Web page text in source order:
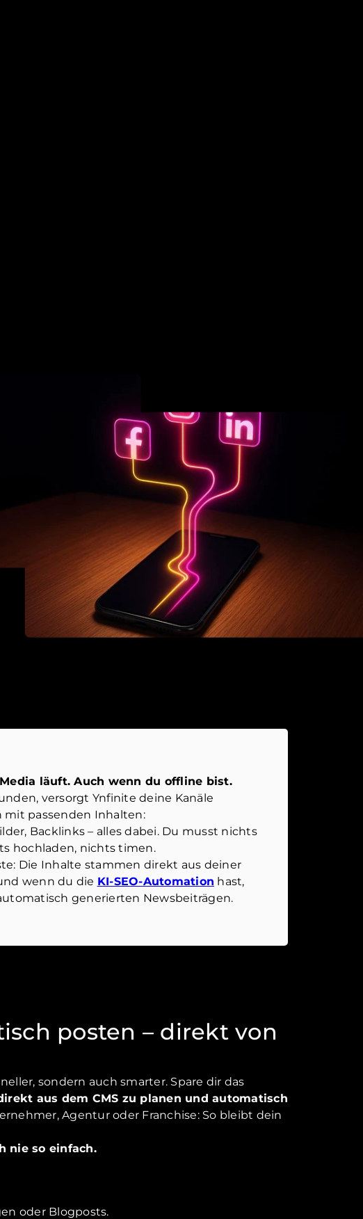
läuft. Auch wenn du offline bist.
versorgt Ynfinite deine Kanäle
mit passenden Inhalten:
Backlinks – alles dabei. Du musst nichts
hochladen, nichts timen.
Die Inhalte stammen direkt aus deiner
wenn du die KI-SEO-Automation hast,
generierten Newsbeiträgen.
posten – direkt von
sondern auch smarter. Spare dir das
aus dem CMS zu planen und automatisch
Agentur oder Franchise: So bleibt dein
nie so einfach.
oder Blogposts.